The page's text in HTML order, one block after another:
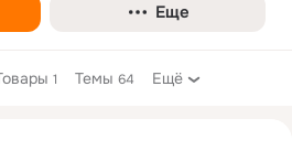
Еще
1 Темы 64 Ещё